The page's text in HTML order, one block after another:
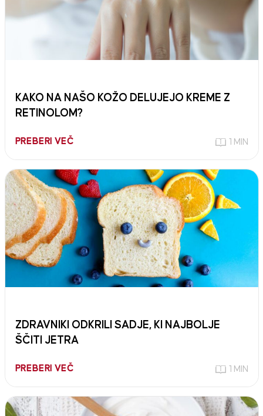
KAKO NA NAŠO KOŽO DELUJEJO KREME Z
RETINOLOM?
PREBERI VEČ 1 MIN
ZDRAVNIKI ODKRILI SADJE, KI NAJBOLJE
ŠČITI JETRA
PREBERI VEČ 1 MIN